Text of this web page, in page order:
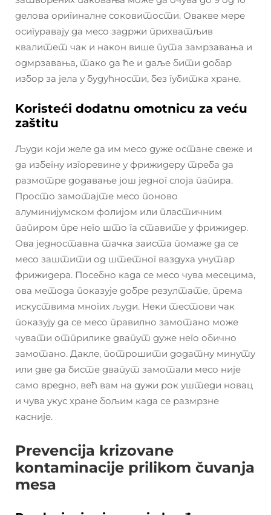
делова оригиналне соковитости. Овакве мере
осигуравају да месо задржи прихватљив
квалитет чак и након више пута замрзавања и
одмрзавања, тако да ће и даље бити добар
избор за јела у будућности, без губитка хране.
Koristeći dodatnu omotnicu za veću
zaštitu
Људи који желе да им месо дуже остане свеже и
да избегну изгоревине у фрижидеру треба да
размотре додавање још једног слоја папира.
Просто замотајте месо поново
алуминијумском фолијом или пластичним
папиром пре него што га ставите у фрижидер.
Ова једноставна тачка заиста помаже да се
месо заштити од штетног ваздуха унутар
фрижидера. Посебно када се месо чува месецима,
ова метода показује добре резултате, према
искуствима многих људи. Неки тестови чак
показују да се месо правилно замотано може
чувати отприлике двапут дуже него обично
замотано. Дакле, потрошити додатну минуту
или две да бисте двапут замотали месо није
само вредно, већ вам на дужи рок уштеди новац
и чува укус хране бољим када се размрзне
касније.
Prevencija krizovane
kontaminacije prilikom čuvanja
mesa